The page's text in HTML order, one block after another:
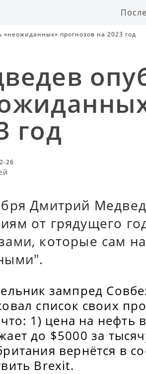
«неожиданных» прогнозов на 2023 год
год
26
Дмитрий
от грядущего
которые сам
зампред
список своих
1) цена на нефть
до $5000 за
вернётся в
Brexit.